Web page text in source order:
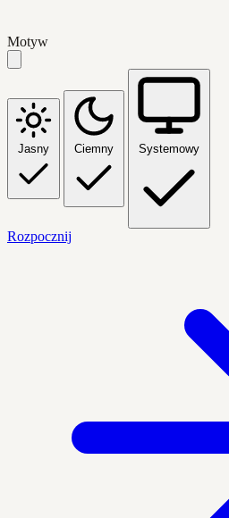
Motyw
Jasny Ciemny Systemowy
Rozpocznij